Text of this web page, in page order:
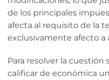
de los principales
afecta al requisito de la
exclusivamente afecto a
Para resolver la
calificar de económica